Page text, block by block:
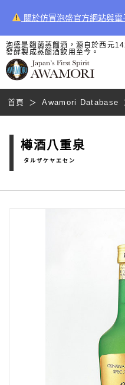
關於仿冒泡盛官方網站與
泡盛是麴菌蒸餾酒，源自於西元
發酵製成蒸餾酒飲用至今。
首頁 Awamori Database
樽酒八重泉
タルザケヤエセン